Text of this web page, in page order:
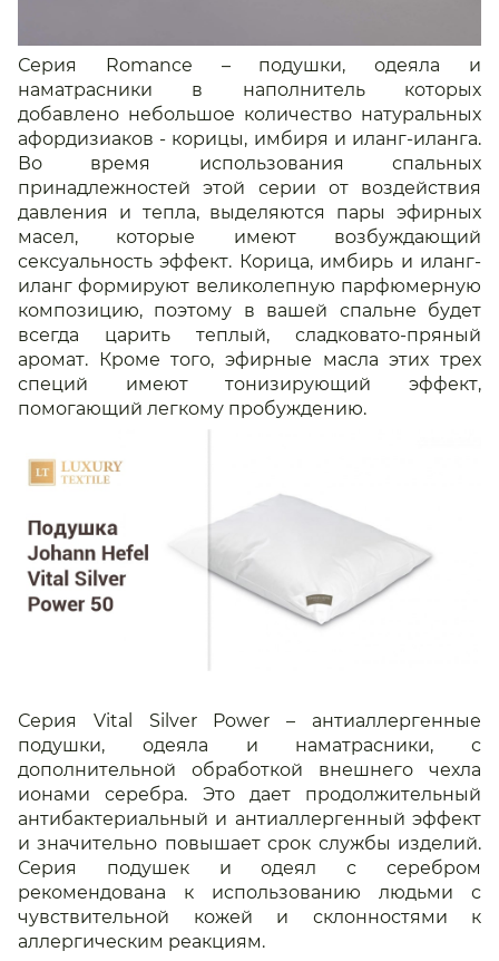
Серия Romance – подушки, одеяла и
наматрасники в наполнитель которых
добавлено небольшое количество натуральных
афордизиаков - корицы, имбиря и иланг-иланга.
Во время использования спальных
принадлежностей этой серии от воздействия
давления и тепла, выделяются пары эфирных
масел, которые имеют возбуждающий
сексуальность эффект. Корица, имбирь и иланг-
иланг формируют великолепную парфюмерную
композицию, поэтому в вашей спальне будет
всегда царить теплый, сладковато-пряный
аромат. Кроме того, эфирные масла этих трех
специй имеют тонизирующий эффект,
помогающий легкому пробуждению.
Серия Vital Silver Power – антиаллергенные
подушки, одеяла и наматрасники, с
дополнительной обработкой внешнего чехла
ионами серебра. Это дает продолжительный
антибактериальный и антиаллергенный эффект
и значительно повышает срок службы изделий.
Серия подушек и одеял с серебром
рекомендована к использованию людьми с
чувствительной кожей и склонностями к
аллергическим реакциям.